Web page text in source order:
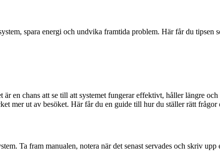
spara energi och undvika framtida problem. Här får du tipsen
en chans att se till att systemet fungerar effektivt, håller längre
mer ut av besöket. Här får du en guide till hur du ställer rätt frågor
Ta fram manualen, notera när det senast servades och skriv